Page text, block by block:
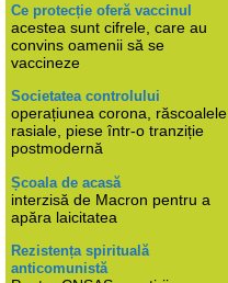
Ce protecție oferă vaccinul
acestea sunt cifrele, care au
convins oamenii să se
vaccineze
Societatea controlului
operațiunea corona, răscoalele
rasiale, piese într-o tranziție
postmodernă
Școala de acasă
interzisă de Macron pentru a
apăra laicitatea
Rezistența spirituală
anticomunistă